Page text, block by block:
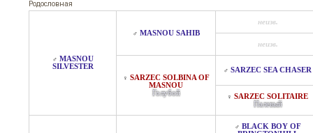
Родословная
♂ MASNOU
SILVESTER
♂ MASNOU SAHIB
неизв.
неизв.
♀ SARZEC SOLBINA OF
MASNOU
Голубой
♂ SARZEC SEA CHASER
♀ SARZEC SOLITAIRE
Палевый
♂ BLACK BOY OF